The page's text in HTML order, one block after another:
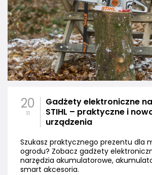
20
11
Gadżety elektroniczne
STIHL – praktyczne i
urządzenia
Szukasz praktycznego prezentu dla
ogrodu? Zobacz gadżety
narzędzia akumulatorowe,
smart akcesoria.